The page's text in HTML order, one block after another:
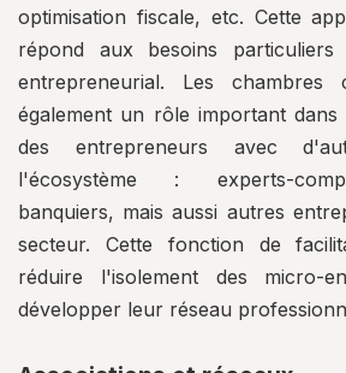
optimisation fiscale, etc. Cette
répond aux besoins
entrepreneurial. Les chambres
également un rôle important
des entrepreneurs avec
l'écosystème : experts-
banquiers, mais aussi autres
secteur. Cette fonction de
réduire l'isolement des micro-
développer leur réseau